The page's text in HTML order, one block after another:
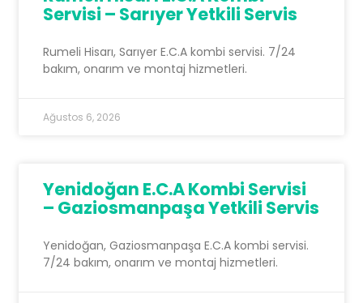
Servisi – Sarıyer Yetkili Servis
Rumeli Hisarı, Sarıyer E.C.A kombi servisi. 7/24
bakım, onarım ve montaj hizmetleri.
Ağustos 6, 2026
Yenidoğan E.C.A Kombi Servisi
– Gaziosmanpaşa Yetkili Servis
Yenidoğan, Gaziosmanpaşa E.C.A kombi servisi.
7/24 bakım, onarım ve montaj hizmetleri.